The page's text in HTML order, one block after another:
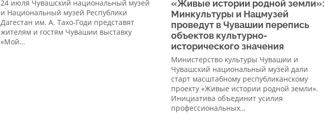
24 июля Чувашский национальный музей
и Национальный музей Республики
Дагестан им. А. Тахо-Годи представят
жителям и гостям Чувашии выставку
«Мой…
«Живые истории родной земли»:
Минкультуры и Нацмузей
проведут в Чувашии перепись
объектов культурно-
исторического значения
Министерство культуры Чувашии и
Чувашский национальный музей дали
старт масштабному республиканскому
проекту «Живые истории родной земли».
Инициатива объединит усилия
профессиональных…